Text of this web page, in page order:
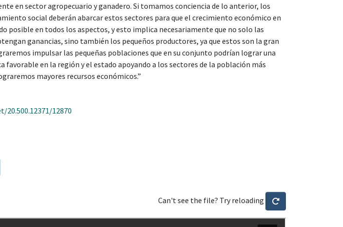
en sector agropecuario y ganadero. Si tomamos conciencia de lo anterior, los
social deberán abarcar estos sectores para que el crecimiento económico en
posible en todos los aspectos, y esto implica necesariamente que no solo las
ganancias, sino también los pequeños productores, ya que estos son la gran
impulsar las pequeñas poblaciones que en su conjunto podrían lograr una
favorable en la región y el estado apoyando a los sectores de la población más
mayores recursos económicos.”
12870
Can't see the file? Try reloading